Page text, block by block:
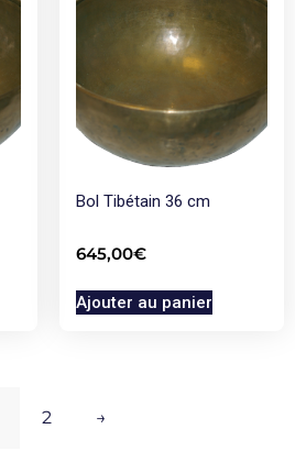
Bol Tibétain 36 cm
645,00€
Ajouter au panier
2 →